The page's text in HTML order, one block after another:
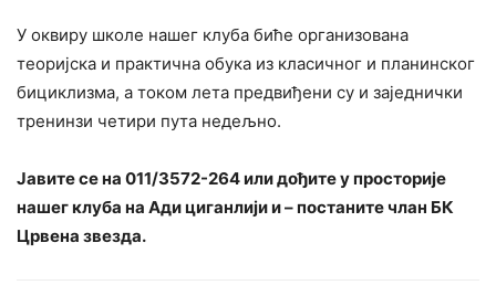
У оквиру школе нашег клуба биће организована
теоријска и практична обука из класичног и планинског
бициклизма, а током лета предвиђени су и заједнички
тренинзи четири пута недељно.
Јавите се на 011/3572-264 или дођите у просторије
нашег клуба на Ади циганлији и – постаните члан БК
Црвена звезда.